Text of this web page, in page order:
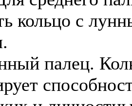
кольцо с
палец.